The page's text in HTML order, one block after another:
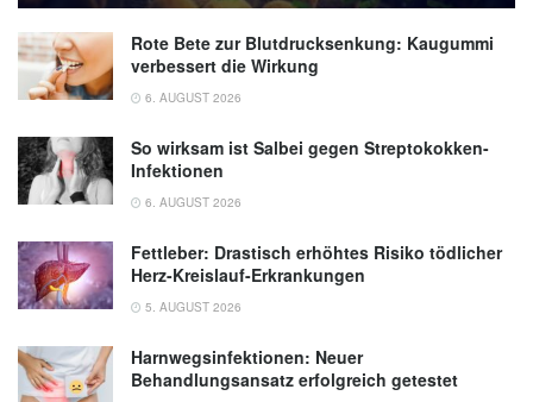
Homeostasis in Neuroblastoma Cells and
Murine Brain; in: Biomolecules,
(veröffentlicht: 15.11.2021),
Rote Bete zur Blutdrucksenkung: Kaugummi
verbessert die Wirkung
6. AUGUST 2026
So wirksam ist Salbei gegen Streptokokken-
Infektionen
6. AUGUST 2026
Fettleber: Drastisch erhöhtes Risiko tödlicher
Herz-Kreislauf-Erkrankungen
5. AUGUST 2026
Harnwegsinfektionen: Neuer
Behandlungsansatz erfolgreich getestet